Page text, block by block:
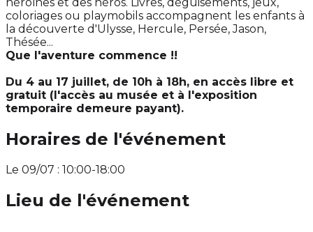
coloriages ou playmobils accompagnent les enfants à
la découverte d'Ulysse, Hercule, Persée, Jason,
Thésée...
Que l'aventure commence !!
Du 4 au 17 juillet, de 10h à 18h, en accès libre et
gratuit (l'accès au musée et à l'exposition
temporaire demeure payant).
Horaires de l'événement
Le 09/07 : 10:00-18:00
Lieu de l'événement